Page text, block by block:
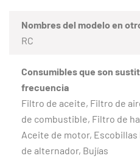
Nombres del modelo en
RC
Consumibles que son
frecuencia
Filtro de aceite, Filtro de
de combustible, Filtro de
Aceite de motor,
de alternador, Bujías